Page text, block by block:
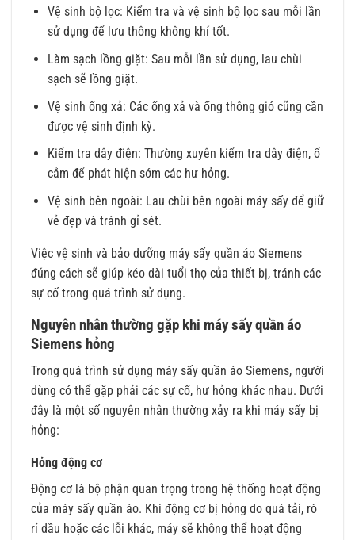
Vệ sinh bộ lọc: Kiểm tra và vệ sinh bộ lọc sau mỗi lần
sử dụng để lưu thông không khí tốt.
Làm sạch lồng giặt: Sau mỗi lần sử dụng, lau chùi
sạch sẽ lồng giặt.
Vệ sinh ống xả: Các ống xả và ống thông gió cũng cần
được vệ sinh định kỳ.
Kiểm tra dây điện: Thường xuyên kiểm tra dây điện, ổ
cắm để phát hiện sớm các hư hỏng.
Vệ sinh bên ngoài: Lau chùi bên ngoài máy sấy để giữ
vẻ đẹp và tránh gỉ sét.
Việc vệ sinh và bảo dưỡng máy sấy quần áo Siemens
đúng cách sẽ giúp kéo dài tuổi thọ của thiết bị, tránh các
sự cố trong quá trình sử dụng.
Nguyên nhân thường gặp khi máy sấy quần áo
Siemens hỏng
Trong quá trình sử dụng máy sấy quần áo Siemens, người
dùng có thể gặp phải các sự cố, hư hỏng khác nhau. Dưới
đây là một số nguyên nhân thường xảy ra khi máy sấy bị
hỏng:
Hỏng động cơ
Động cơ là bộ phận quan trọng trong hệ thống hoạt động
của máy sấy quần áo. Khi động cơ bị hỏng do quá tải, rò
rỉ dầu hoặc các lỗi khác, máy sẽ không thể hoạt động